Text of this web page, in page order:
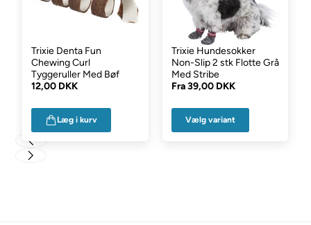
45 cm. 68 cm.
47,5 cm.
50 cm.
55
55 cm.
54 cm.
60
60 cm.
58 cm.
65
65 cm. 61 cm.
Trixie Denta Fun
Chewing Curl
Tyggeruller Med Bøf
12,00 DKK
Læg i kurv
Trixie Hundesokker
Non-Slip 2 stk Flotte Grå
Med Stribe
Fra39,00 DKK
Vælg variant